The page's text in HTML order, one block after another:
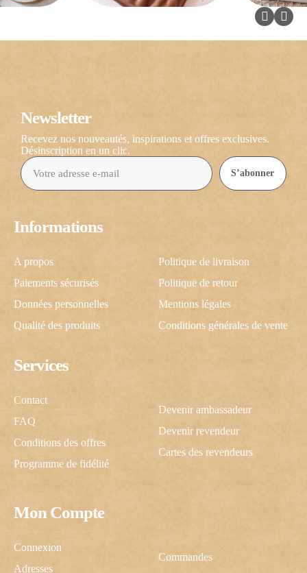
Mon Compte
Connexion
Adresses
Commandes
Services
Contact
FAQ
Conditions des offres
Programme de fidélité
Devenir ambassadeur
Devenir revendeur
Cartes des revendeurs
Informations
A propos
Paiements sécurisés
Données personnelles
Qualité des produits
Politique de livraison
Politique de retour
Mentions légales
Conditions générales de vente
Newsletter
Recevez nos nouveautés, inspirations et offres exclusives.
Désinscription en un clic.
S’abonner